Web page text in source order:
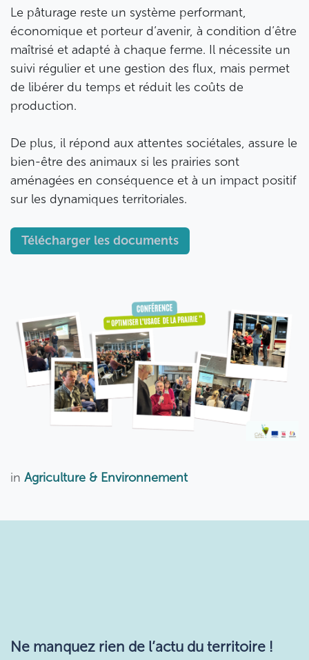
Le pâturage reste un système performant,
économique et porteur d’avenir, à condition d’être
maîtrisé et adapté à chaque ferme. Il nécessite un
suivi régulier et une gestion des flux, mais permet
de libérer du temps et réduit les coûts de
production.
De plus, il répond aux attentes sociétales, assure le
bien-être des animaux si les prairies sont
aménagées en conséquence et à un impact positif
sur les dynamiques territoriales.
Télécharger les documents
in Agriculture & Environnement
Ne manquez rie​n de l’actu du territoire !